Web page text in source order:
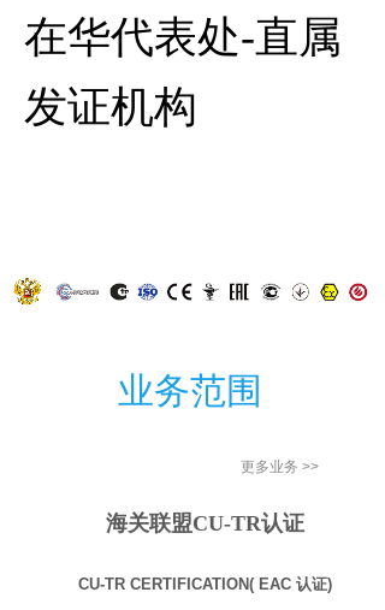
在华代表处-直属
发证机构
业务范​围
更多业务 >>
海关联盟CU-TR认证
CU-TR CERTIFICATION( EAC 认证)